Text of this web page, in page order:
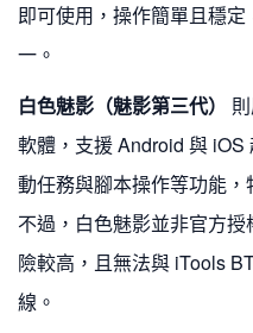
即可使用，操作簡單且穩
一。
白色魅影（魅影第三代）
軟體，支援 Android 與
動任務與腳本操作等功能
不過，白色魅影並非官方
險較高，且無法與 iTools
線。